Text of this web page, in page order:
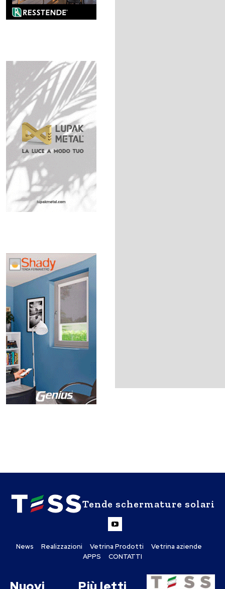
Tende schermature solari
News Realizzazioni Vetrina Prodotti
Vetrina aziende
APPS
CONTATTI